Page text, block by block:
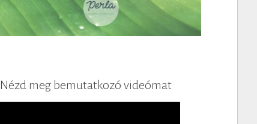
Nézd meg bemutatkozó videómat